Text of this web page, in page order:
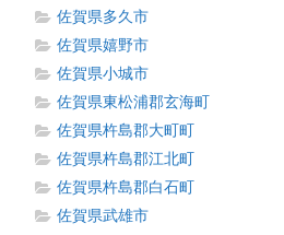
佐賀県多久市
佐賀県嬉野市
佐賀県小城市
佐賀県東松浦郡玄海町
佐賀県杵島郡大町町
佐賀県杵島郡江北町
佐賀県杵島郡白石町
佐賀県武雄市